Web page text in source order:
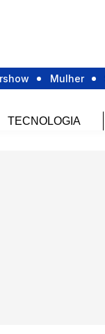
Mulher
TECNOLOGIA